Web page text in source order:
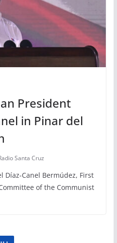
President
in Pinar del
Santa Cruz
Díaz-Canel Bermúdez, First
of the Communist